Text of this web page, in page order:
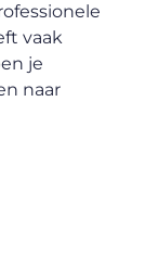
vaak
je
naar